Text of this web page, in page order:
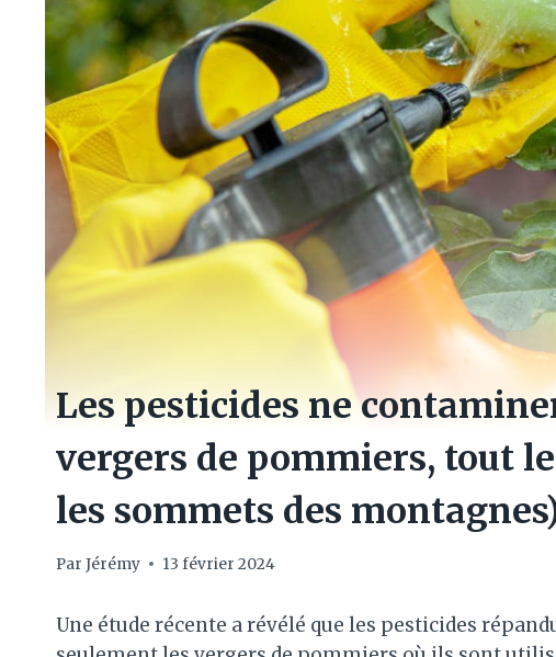
Les pesticides ne
vergers de pommiers, tout
les sommets des
Par Jérémy 13 février 2024
Une étude récente a révélé que les pesticides